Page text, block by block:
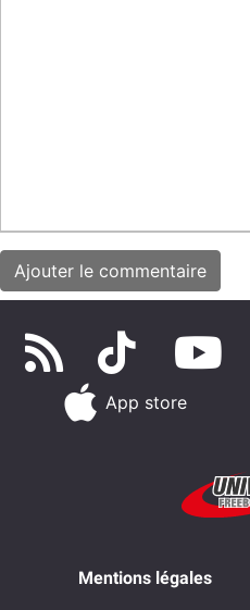
App store
Mentions légales